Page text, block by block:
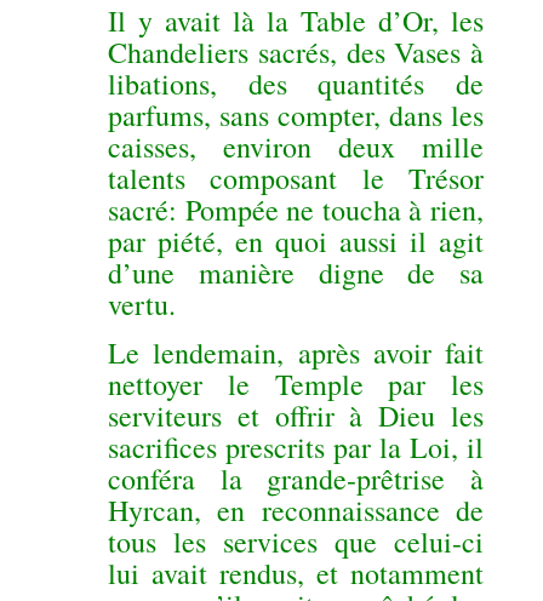
Il y avait là la Table d’Or, les
Chandeliers sacrés, des Vases à
libations, des quantités de
parfums, sans compter, dans les
caisses, environ deux mille
talents composant le Trésor
sacré: Pompée ne toucha à rien,
par piété, en quoi aussi il agit
d’une manière digne de sa
vertu.
Le lendemain, après avoir fait
nettoyer le Temple par les
serviteurs et offrir à Dieu les
sacrifices prescrits par la Loi, il
conféra la grande-prêtrise à
Hyrcan, en reconnaissance de
tous les services que celui-ci
lui avait rendus, et notamment